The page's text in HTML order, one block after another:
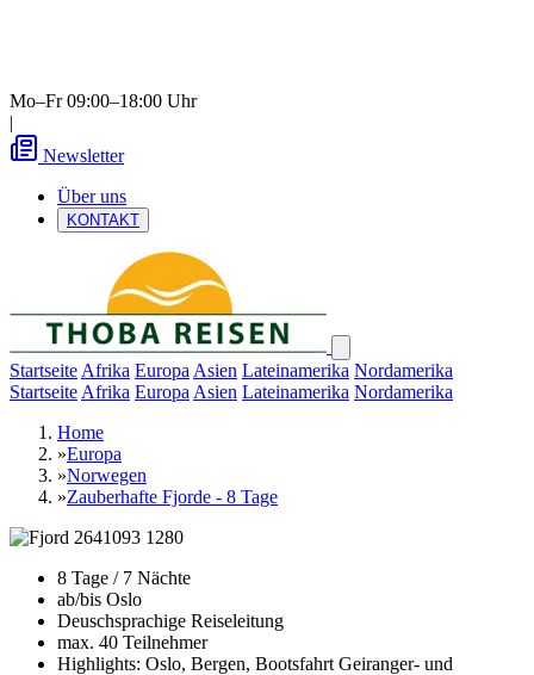
Mo–Fr 09:00–18:00 Uhr
|
Newsletter
Über uns
KONTAKT
Startseite Afrika Europa Asien Lateinamerika Nordamerika
Startseite Afrika Europa Asien Lateinamerika Nordamerika
Home
»Europa
»Norwegen
»Zauberhafte Fjorde - 8 Tage
8 Tage / 7 Nächte
ab/bis Oslo
Deuschsprachige Reiseleitung
max. 40 Teilnehmer
Highlights: Oslo, Bergen, Bootsfahrt Geiranger- und